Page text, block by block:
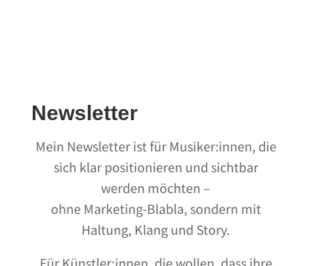
Newsletter
Mein Newsletter ist für Musiker:innen, die
sich klar positionieren und sichtbar
werden möchten –
ohne Marketing-Blabla, sondern mit
Haltung, Klang und Story.
Für Künstler:innen, die wollen, dass ihre